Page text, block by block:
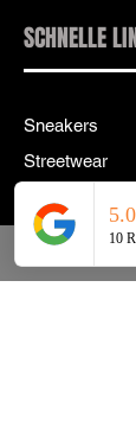
SCHNELLE
Sneakers
Streetwear
Instagram